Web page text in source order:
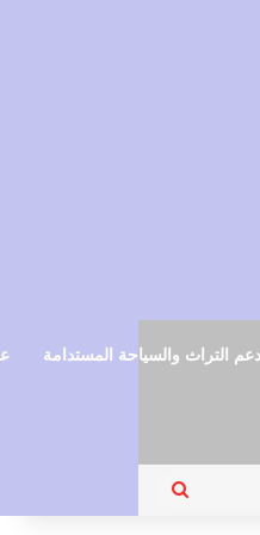
التراث والسياحة المستدامة
بحث